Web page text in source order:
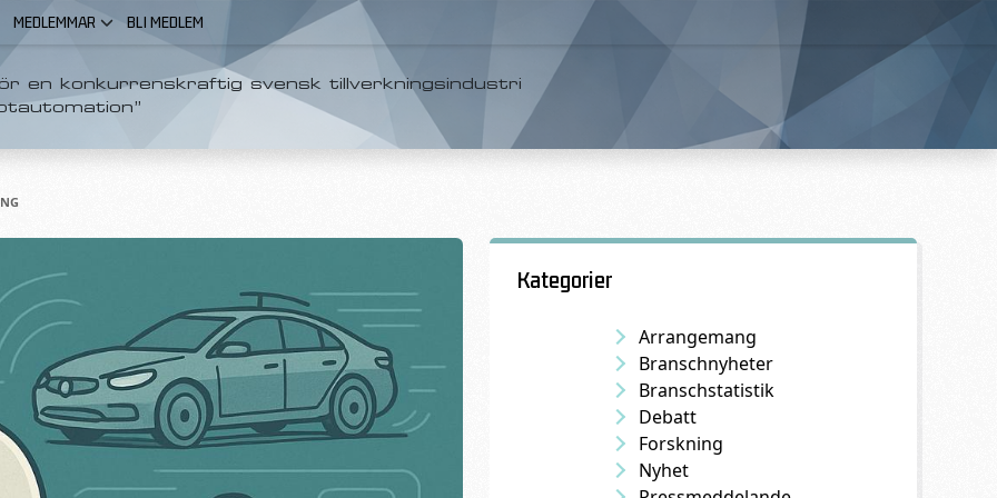
MEDLEMMAR BLI MEDLEM
en konkurrenskraftig svensk tillverkningsindustri
Kategorier
Arrangemang
Branschnyheter
Branschstatistik
Debatt
Forskning
Nyhet